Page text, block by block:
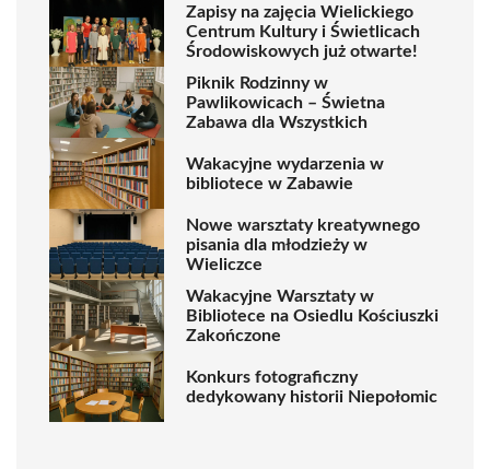
Zapisy na zajęcia Wielickiego
Centrum Kultury i Świetlicach
Środowiskowych już otwarte!
Piknik Rodzinny w
Pawlikowicach – Świetna
Zabawa dla Wszystkich
Wakacyjne wydarzenia w
bibliotece w Zabawie
Nowe warsztaty kreatywnego
pisania dla młodzieży w
Wieliczce
Wakacyjne Warsztaty w
Bibliotece na Osiedlu Kościuszki
Zakończone
Konkurs fotograficzny
dedykowany historii Niepołomic